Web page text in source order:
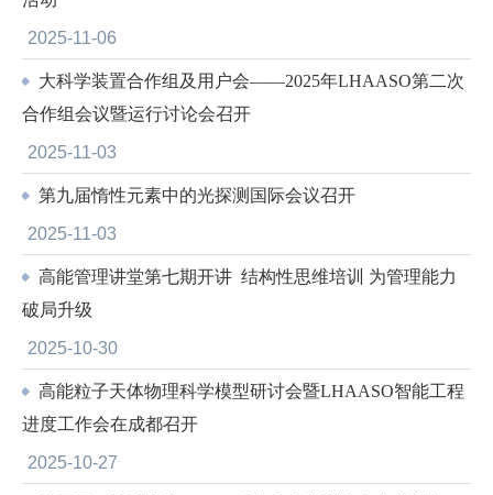
2025-11-06
大科学装置合作组及用户会——2025年LHAASO第二次
合作组会议暨运行讨论会召开
2025-11-03
第九届惰性元素中的光探测国际会议召开
2025-11-03
高能管理讲堂第七期开讲 结构性思维培训 为管理能力
破局升级
2025-10-30
高能粒子天体物理科学模型研讨会暨LHAASO智能工程
进度工作会在成都召开
2025-10-27